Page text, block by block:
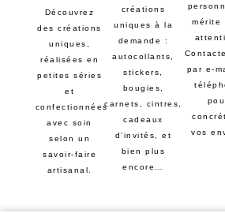
Découvrez
des créations
uniques,
réalisées en
petites séries
et
confectionnées
avec soin
selon un
savoir-faire
artisanal.
créations
uniques à la
demande :
autocollants,
stickers,
bougies,
carnets, cintres,
cadeaux
d’invités, et
bien plus
encore…
mérite
par e-
vos